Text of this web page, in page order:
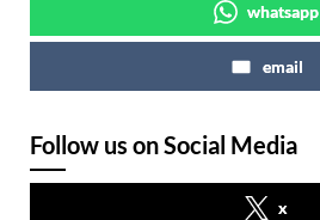
whatsapp
email
Follow us on Social Media
x